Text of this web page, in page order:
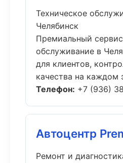
Техническое
Челябинск
Премиальный
обслуживание в
для клиентов,
качества на каждом
Телефон: +7 (936)
Автоцентр
Ремонт и